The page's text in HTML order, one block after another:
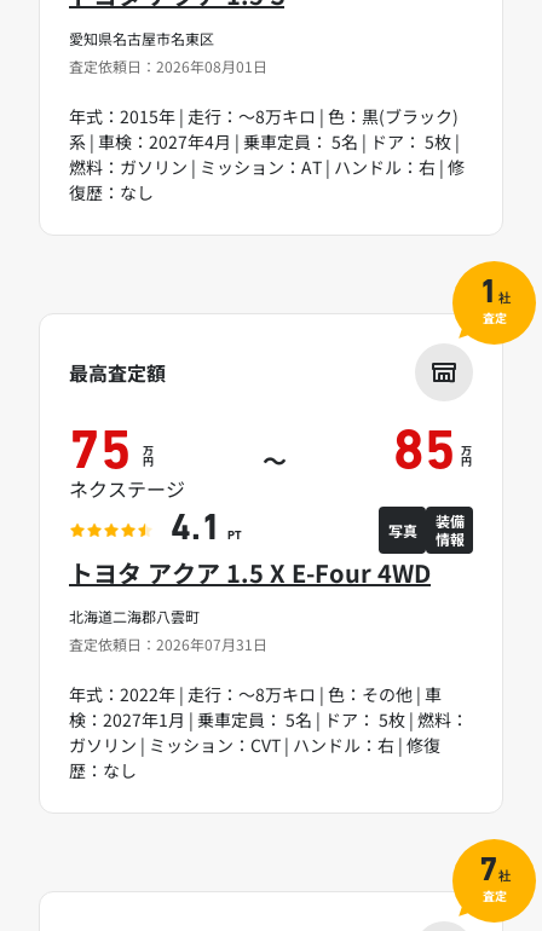
愛知県名古屋市名東区
査定依頼日：2026年08月01日
年式：2015年 | 走行：～8万キロ | 色：黒(ブラック)
系 | 車検：2027年4月 | 乗車定員： 5名 | ドア： 5枚 |
燃料：ガソリン | ミッション：AT | ハンドル：右 | 修
復歴：なし
北海道二海郡八雲町
査定依頼日：2026年07月31日
トヨタ アクア 1.5 X E-Four 4WD
年式：2022年 | 走行：～8万キロ | 色：その他 | 車
検：2027年1月 | 乗車定員： 5名 | ドア： 5枚 | 燃料：
ガソリン | ミッション：CVT | ハンドル：右 | 修復
歴：なし
最高査定額
75 万
円 ～ 85 万
円
ネクステージ
4.1 PT 写真
装備
情報
1 社
査定
7社
査定